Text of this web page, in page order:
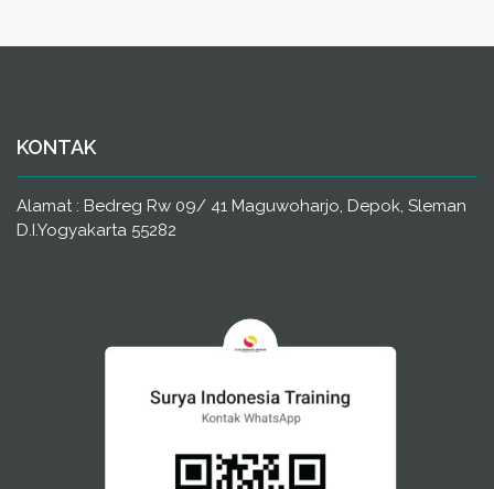
KONTAK
Alamat : Bedreg Rw 09/ 41 Maguwoharjo, Depok, Sleman
D.I.Yogyakarta 55282